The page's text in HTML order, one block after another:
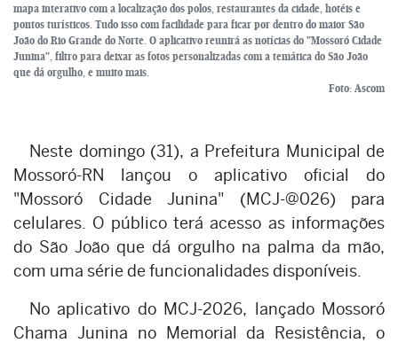
mapa interativo com a localização dos polos, restaurantes da cidade, hotéis e
pontos turísticos. Tudo isso com facilidade para ficar por dentro do maior São
João do Rio Grande do Norte. O aplicativo reunirá as notícias do "Mossoró Cidade
Junina", filtro para deixar as fotos personalizadas com a temática do São João
que dá orgulho, e muito mais.
Foto: Ascom
Neste domingo (31), a Prefeitura Municipal de
Mossoró-RN lançou o aplicativo oficial do
"Mossoró Cidade Junina" (MCJ-@026) para
celulares. O público terá acesso as informações
do São João que dá orgulho na palma da mão,
com uma série de funcionalidades disponíveis.
No aplicativo do MCJ-2026, lançado Mossoró
Chama Junina no Memorial da Resistência, o